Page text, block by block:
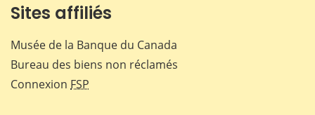
Sites affiliés
Musée de la Banque du Canada
Bureau des biens non réclamés
Connexion FSP